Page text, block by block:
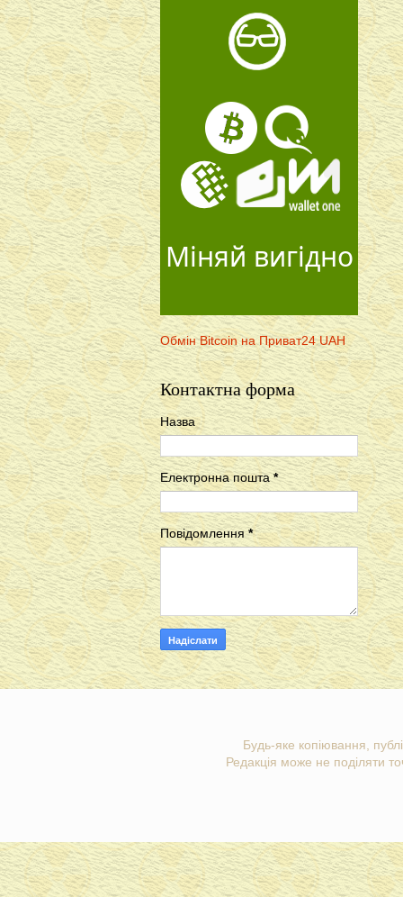
Міняй вигідно
Обмін Bitcoin на Приват24 UAH
Контактна форма
Назва
Електронна пошта*
Повідомлення*
Будь-яке копіювання,
Редакція може не поділяти